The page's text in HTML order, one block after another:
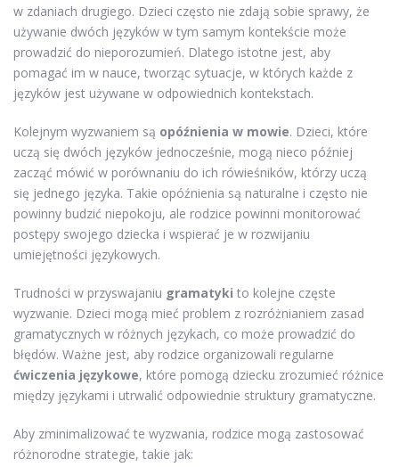
w zdaniach drugiego. Dzieci często nie zdają sobie sprawy, że
używanie dwóch języków w tym samym kontekście może
prowadzić do nieporozumień. Dlatego istotne jest, aby
pomagać im w nauce, tworząc sytuacje, w których każde z
języków jest używane w odpowiednich kontekstach.
Kolejnym wyzwaniem są opóźnienia w mowie. Dzieci, które
uczą się dwóch języków jednocześnie, mogą nieco później
zacząć mówić w porównaniu do ich rówieśników, którzy uczą
się jednego języka. Takie opóźnienia są naturalne i często nie
powinny budzić niepokoju, ale rodzice powinni monitorować
postępy swojego dziecka i wspierać je w rozwijaniu
umiejętności językowych.
Trudności w przyswajaniu gramatyki to kolejne częste
wyzwanie. Dzieci mogą mieć problem z rozróżnianiem zasad
gramatycznych w różnych językach, co może prowadzić do
błędów. Ważne jest, aby rodzice organizowali regularne
ćwiczenia językowe, które pomogą dziecku zrozumieć różnice
między językami i utrwalić odpowiednie struktury gramatyczne.
Aby zminimalizować te wyzwania, rodzice mogą zastosować
różnorodne strategie, takie jak: